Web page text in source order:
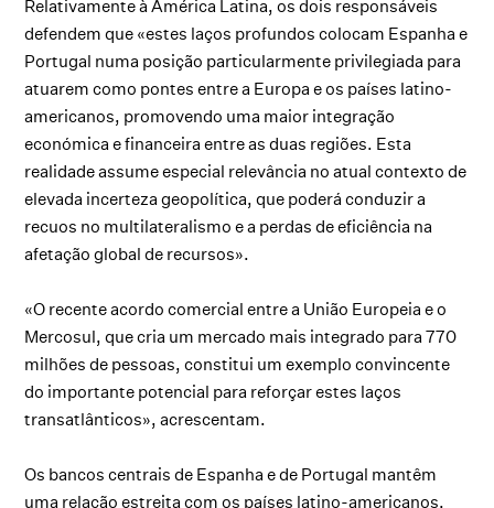
Relativamente à América Latina, os dois responsáveis
defendem que «estes laços profundos colocam Espanha e
Portugal numa posição particularmente privilegiada para
atuarem como pontes entre a Europa e os países latino-
americanos, promovendo uma maior integração
económica e financeira entre as duas regiões. Esta
realidade assume especial relevância no atual contexto de
elevada incerteza geopolítica, que poderá conduzir a
recuos no multilateralismo e a perdas de eficiência na
afetação global de recursos».
«O recente acordo comercial entre a União Europeia e o
Mercosul, que cria um mercado mais integrado para 770
milhões de pessoas, constitui um exemplo convincente
do importante potencial para reforçar estes laços
transatlânticos», acrescentam.
Os bancos centrais de Espanha e de Portugal mantêm
uma relação estreita com os países latino-americanos,